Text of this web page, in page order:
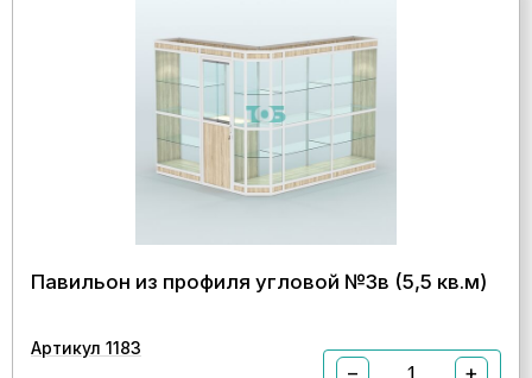
Павильон из профиля угловой №3в (5,5 кв.м)
Артикул 1183
− +